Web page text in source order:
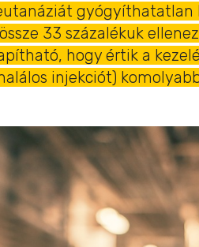
gyógyíthatatlan
33 százalékuk
hogy értik a
injekciót)